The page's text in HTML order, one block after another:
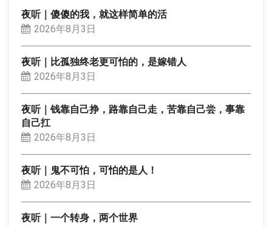
夜听｜傻傻的我，就这样简单的活
2026年8月3日
夜听｜比孤独终老更可怕的，是嫁错人
2026年8月3日
夜听｜钱靠自己挣，路靠自己走，苦靠自己尝，事靠
自己扛
2026年8月3日
夜听｜鬼不可怕，可怕的是人！
2026年8月3日
夜听｜一个转身，两个世界